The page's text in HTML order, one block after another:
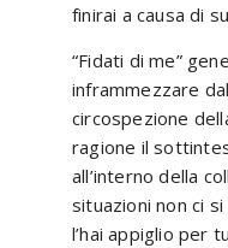
finirai a causa di
“Fidati di me”
inframmezzare
circospezione
ragione il
all’interno della
situazioni non ci
l’hai appiglio per